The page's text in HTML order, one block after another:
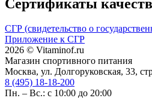
Сертификаты
СГР (свидетельство о
Приложение к СГР
2026 © Vitaminof.ru
Магазин спортивного питания
Москва, ул. Долгоруковская, 33,
8 (495) 18-18-200
Пн. – Вс.: с 10:00 до 20:00